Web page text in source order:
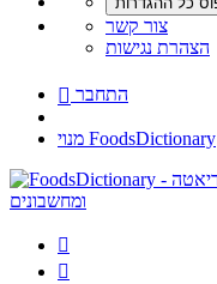
צור קשר
הצהרת נגישות
 התחבר
מנוי FoodsDictionary

